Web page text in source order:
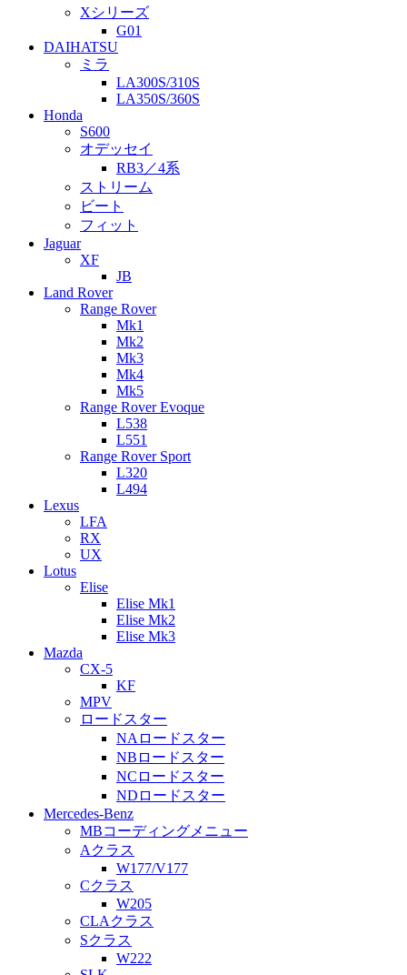
Xシリーズ
G01
DAIHATSU
ミラ
LA300S/310S
LA350S/360S
Honda
S600
オデッセイ
RB3／4系
ストリーム
ビート
フィット
Jaguar
XF
JB
Land Rover
Range Rover
Mk1
Mk2
Mk3
Mk4
Mk5
Range Rover Evoque
L538
L551
Range Rover Sport
L320
L494
Lexus
LFA
RX
UX
Lotus
Elise
Elise Mk1
Elise Mk2
Elise Mk3
Mazda
CX-5
KF
MPV
ロードスター
NAロードスター
NBロードスター
NCロードスター
NDロードスター
Mercedes-Benz
MBコーディングメニュー
Aクラス
W177/V177
Cクラス
W205
CLAクラス
Sクラス
W222